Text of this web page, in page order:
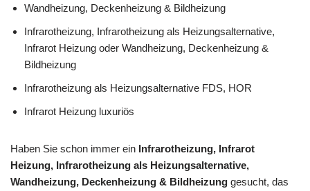
Wandheizung, Deckenheizung & Bildheizung
Infrarotheizung, Infrarotheizung als Heizungsalternative,
Infrarot Heizung oder Wandheizung, Deckenheizung &
Bildheizung
Infrarotheizung als Heizungsalternative FDS, HOR
Infrarot Heizung luxuriös
Haben Sie schon immer ein Infrarotheizung, Infrarot
Heizung, Infrarotheizung als Heizungsalternative,
Wandheizung, Deckenheizung & Bildheizung gesucht, das